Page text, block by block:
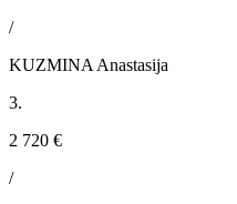
/
KUZMINA Anastasija
3.
2 720 €
/